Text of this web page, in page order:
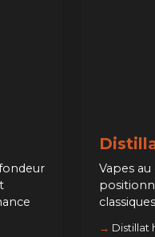
Vapes
Distillat